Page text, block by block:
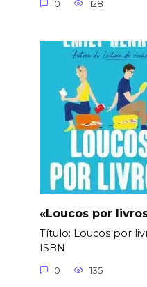
0 128
«Loucos por
Título: Loucos por
ISBN
0 135